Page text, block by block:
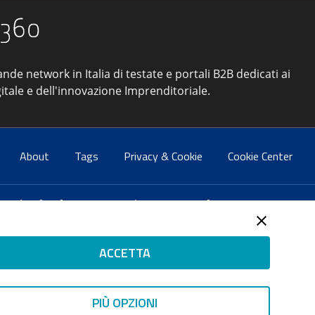
network in Italia di testate e portali B2B dedicati ai
e dell'innovazione Imprenditoriale.
About Tags Privacy & Cookie Cookie Center
info@forumpa.it- tel. 06 684251 - fax. 06 68425433
2 maggio 2008 - Direttore resp. Michela Stentella
per il sistema di management di qualità SQS (ISO
AWS
ACCETTA
PIÙ OPZIONI